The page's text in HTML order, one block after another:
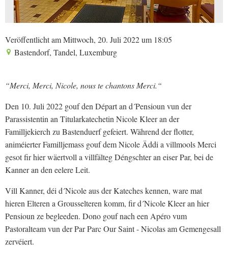
Veröffentlicht am Mittwoch, 20. Juli 2022 um 18:05
Bastendorf, Tandel, Luxemburg
“Merci, Merci, Nicole, nous te chantons Merci.“
Den 10. Juli 2022 gouf den Départ an d´Pensioun vun der
Parassistentin an Titularkatechetin Nicole Kleer an der
Familljekierch zu Bastenduerf gefeiert. Während der flotter,
animéierter Familljemass gouf dem Nicole Äddi a villmools Merci
gesot fir hier wäertvoll a villfälteg Déngschter an eiser Par, bei de
Kanner an den eelere Leit.
Vill Kanner, déi d´Nicole aus der Kateches kennen, ware mat
hieren Elteren a Grousselteren komm, fir d´Nicole Kleer an hier
Pensioun ze begleeden. Dono gouf nach een Apéro vum
Pastoralteam vun der Par Parc Our Saint - Nicolas am Gemengesall
zervéiert.